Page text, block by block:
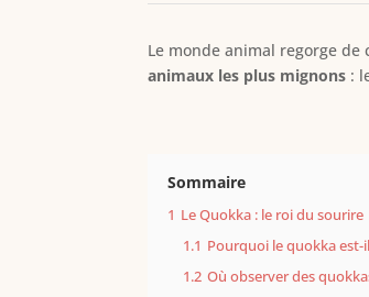
Le monde animal regorge
animaux les plus mignons :
Sommaire
1 Le Quokka : le roi du sourire
1.1 Pourquoi le quokka est-
1.2 Où observer des